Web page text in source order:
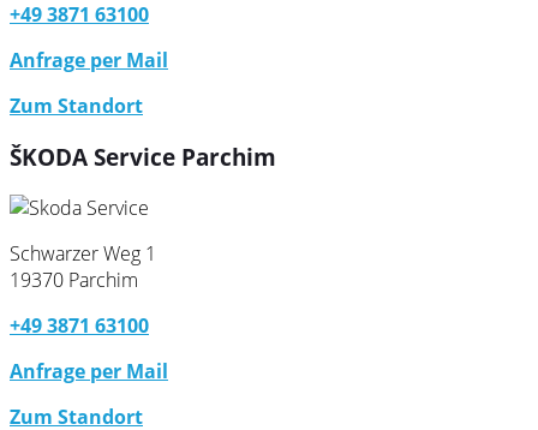
+49 3871 63100
Anfrage per Mail
Zum Standort
ŠKODA Service Parchim
Schwarzer Weg 1
19370 Parchim
+49 3871 63100
Anfrage per Mail
Zum Standort